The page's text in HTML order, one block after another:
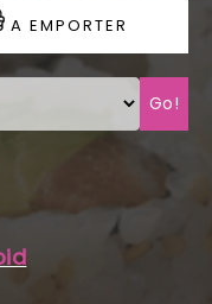
A EMPORTER
Go!